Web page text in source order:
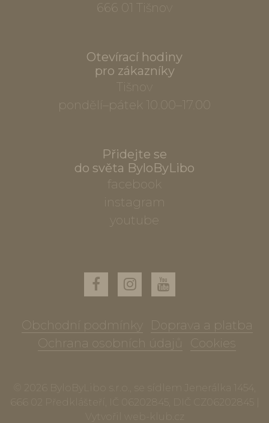
666 01 Tišnov
Otevírací hodiny
pro zákazníky
Tišnov
pondělí–pátek 10.00–17.00
Přidejte se
do světa ByloByLibo
facebook
instagram
youtube
Obchodní podmínky
Doprava a platba
Ochrana osobních údajů
Cookies
© 2026 ByloByLibo s.r.o., se sídlem Jenerálka 1454,
666 02 Předklášteří, IČ 06202845, DIČ CZ06202845 |
Vytvořil